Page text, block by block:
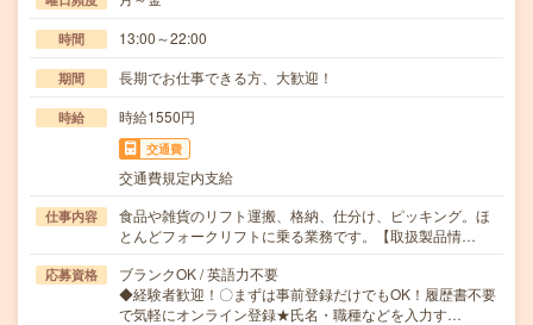
時間 13:00～22:00
期間 長期でお仕事できる方、大歓迎！
時給 時給1550円
交通費
交通費規定内支給
仕事内容
食品や雑貨のリフト運搬、格納、仕分け、ピッキング。ほ
とんどフォークリフトに乗る業務です。【取扱製品情…
応募資格
ブランクOK / 英語力不要
◆経験者歓迎！〇まずは事前登録だけでもOK！履歴書不要
で気軽にオンライン登録★氏名・職種などを入力す…